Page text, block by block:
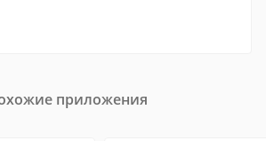
приложения